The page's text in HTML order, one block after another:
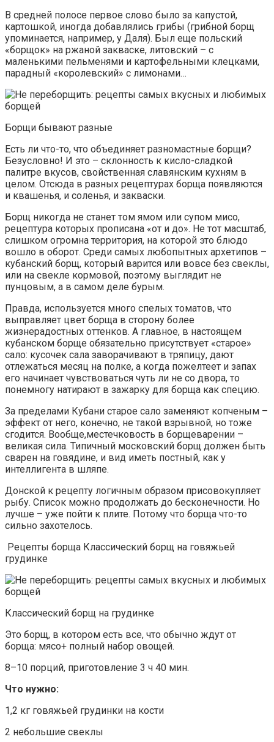
В средней полосе первое слово было за капустой,
картошкой, иногда добавлялись грибы (грибной борщ
упоминается, например, у Даля). Был еще польский
«борщок» на ржаной закваске, литовский – с
маленькими пельменями и картофельными клецками,
парадный «королевский» с лимонами…
Борщи бывают разные
Есть ли что-то, что объединяет разномастные борщи?
Безусловно! И это – склонность к кисло-сладкой
палитре вкусов, свойственная славянским кухням в
целом. Отсюда в разных рецептурах борща появляются
и квашенья, и соленья, и закваски.
Борщ никогда не станет том ямом или супом мисо,
рецептура которых прописана «от и до». Не тот масштаб,
слишком огромна территория, на которой это блюдо
вошло в оборот. Среди самых любопытных архетипов –
кубанский борщ, который варится или вовсе без свеклы,
или на свекле кормовой, поэтому выглядит не
пунцовым, а в самом деле бурым.
Правда, используется много спелых томатов, что
выправляет цвет борща в сторону более
жизнерадостных оттенков. А главное, в настоящем
кубанском борще обязательно присутствует «старое»
сало: кусочек сала заворачивают в тряпицу, дают
отлежаться месяц на полке, а когда пожелтеет и запах
его начинает чувствоваться чуть ли не со двора, то
понемногу натирают в зажарку для борща как специю.
За пределами Кубани старое сало заменяют копченым –
эффект от него, конечно, не такой взрывной, но тоже
сгодится. Вообще,местечковость в борщеварении –
великая сила. Типичный московский борщ должен быть
сварен на говядине, и вид иметь постный, как у
интеллигента в шляпе.
Донской к рецепту логичным образом присовокупляет
рыбу. Список можно продолжать до бесконечности. Но
лучше – уже пойти к плите. Потому что борща что-то
сильно захотелось.
Рецепты борща Классический борщ на говяжьей
грудинке
Классический борщ на грудинке
Это борщ, в котором есть все, что обычно ждут от
борща: мясо+ полный набор овощей.
8–10 порций, приготовление 3 ч 40 мин.
Что нужно:
1,2 кг говяжьей грудинки на кости
2 небольшие свеклы